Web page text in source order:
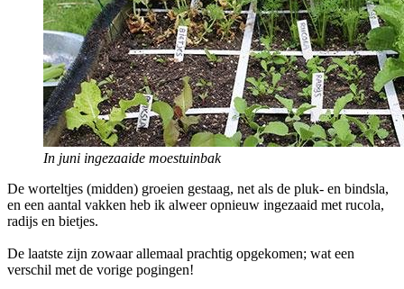
In juni ingezaaide moestuinbak
De worteltjes (midden) groeien gestaag, net als de pluk- en bindsla,
en een aantal vakken heb ik alweer opnieuw ingezaaid met rucola,
radijs en bietjes.
De laatste zijn zowaar allemaal prachtig opgekomen; wat een
verschil met de vorige pogingen!